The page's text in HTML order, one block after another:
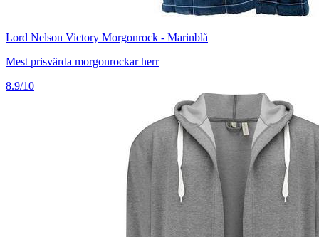
Lord Nelson Victory Morgonrock - Marinblå
Mest prisvärda morgonrockar herr
8.9/10